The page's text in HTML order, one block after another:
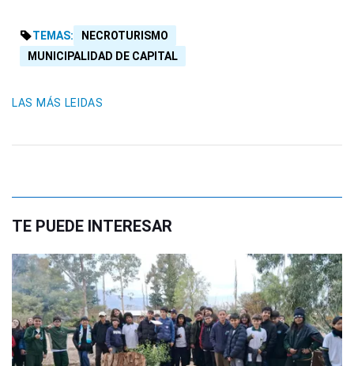
TEMAS:
NECROTURISMO
MUNICIPALIDAD DE CAPITAL
LAS MÁS LEIDAS
TE PUEDE INTERESAR